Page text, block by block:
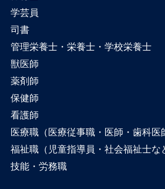
学芸員
司書
管理栄養士・栄養士・学校栄養士
獣医師
薬剤師
保健師
看護師
医療職（医療従事職・医師・歯科医
福祉職（児童指導員・社会福祉士な
技能・労務職